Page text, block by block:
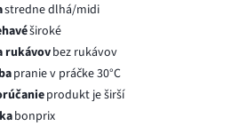
stredne dlhá/midi
široké
rukávovbez rukávov
pranie v práčke 30°C
produkt je širší
bonprix